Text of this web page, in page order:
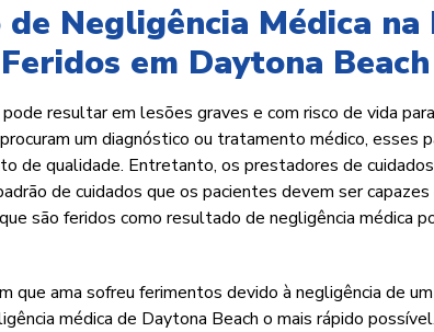
Negligência Médica
em Daytona Beach
resultar em lesões graves e com risco de vida
um diagnóstico ou tratamento médico, esses
de qualidade. Entretanto, os prestadores de
de cuidados que os pacientes devem ser
são feridos como resultado de negligência médica
que ama sofreu ferimentos devido à negligência de
médica de Daytona Beach o mais rápido possível.